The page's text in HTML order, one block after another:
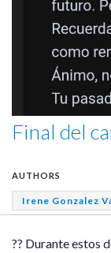
Final del
AUTHORS
Irene Gonzalez
?? Durante estos